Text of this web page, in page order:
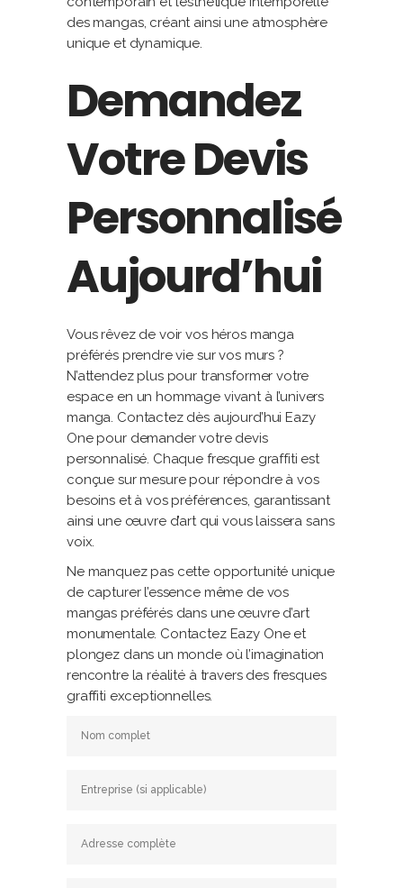
des mangas, créant ainsi une atmosphère
unique et dynamique.
Demandez
Votre Devis
Personnalisé
Aujourd’hui
Vous rêvez de voir vos héros manga
préférés prendre vie sur vos murs ?
N’attendez plus pour transformer votre
espace en un hommage vivant à l’univers
manga. Contactez dès aujourd’hui Eazy
One pour demander votre devis
personnalisé. Chaque fresque graffiti est
conçue sur mesure pour répondre à vos
besoins et à vos préférences, garantissant
ainsi une œuvre d’art qui vous laissera sans
voix.
Ne manquez pas cette opportunité unique
de capturer l’essence même de vos
mangas préférés dans une œuvre d’art
monumentale. Contactez Eazy One et
plongez dans un monde où l’imagination
rencontre la réalité à travers des fresques
graffiti exceptionnelles.